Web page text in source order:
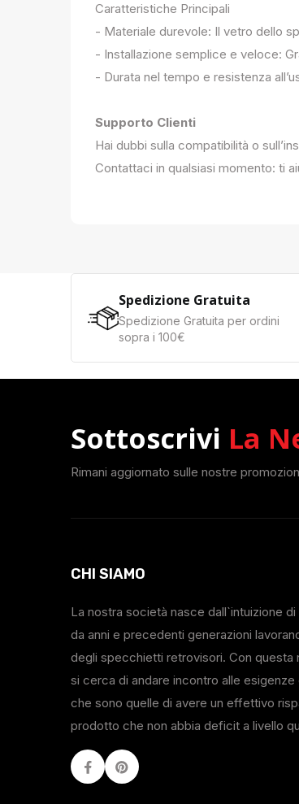
Caratteristiche Principali
- Materiale durevole: Il vetro dello
- Installazione semplice e veloce:
- Durata nel tempo e resistenza
Supporto Clienti
Hai dubbi sulla compatibilità o
Contattaci in qualsiasi momento: ti
Spedizione Gratuita
Spedizione Gratuita per ordini
sopra i 100€
Sottoscrivi La
Rimani aggiornato sulle nostre
CHI SIAMO
La nostra società nasce dall`intuizione
da anni e precedenti generazioni
degli specchietti retrovisori. Con questa
si cerca di andare incontro alle esigenze
che sono quelle di avere un effettivo
prodotto che non abbia deficit a livello
FacebookYoutube